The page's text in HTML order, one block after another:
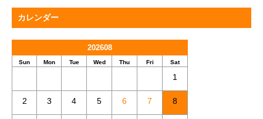
カレンダー
202608
Sun Mon Tue Wed Thu Fri Sat
1
2 3 4 5 6 7 8